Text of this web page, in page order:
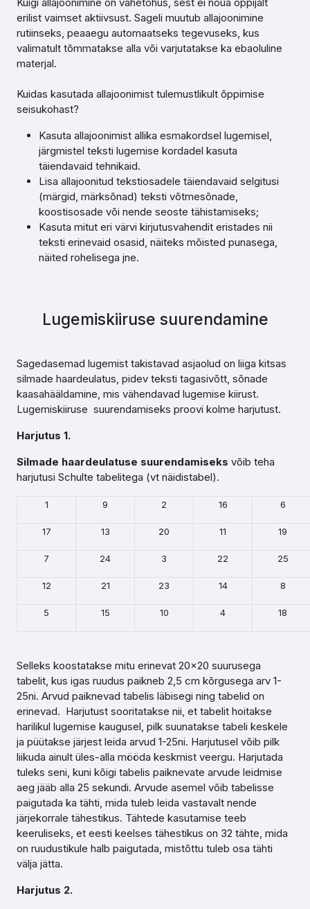
erilist vaimset aktiivsust. Sageli muutub allajoonimine
rutiinseks, peaaegu automaatseks tegevuseks, kus
valimatult tõmmatakse alla või varjutatakse ka ebaoluline
materjal.
Kuidas kasutada allajoonimist tulemustlikult õppimise
seisukohast?
Kasuta allajoonimist allika esmakordsel lugemisel,
järgmistel teksti lugemise kordadel kasuta
täiendavaid tehnikaid.
Lisa allajoonitud tekstiosadele täiendavaid selgitusi
(märgid, märksõnad) teksti võtmesõnade,
koostisosade või nende seoste tähistamiseks;
Kasuta mitut eri värvi kirjutusvahendit eristades nii
teksti erinevaid osasid, näiteks mõisted punasega,
näited rohelisega jne.
Lugemiskiiruse suurendamine
Sagedasemad lugemist takistavad asjaolud on liiga kitsas
silmade haardeulatus, pidev teksti tagasivõtt, sõnade
kaasahääldamine, mis vähendavad lugemise kiirust.
Lugemiskiiruse suurendamiseks proovi kolme harjutust.
Harjutus 1.
Silmade haardeulatuse suurendamiseks võib teha
harjutusi Schulte tabelitega (vt näidistabel).
1 9 2 16 6
17 13 20 11 19
7 24 3 22 25
12 21 23 14 8
5 15 10 4 18
Selleks koostatakse mitu erinevat 20x20 suurusega
tabelit, kus igas ruudus paikneb 2,5 cm kõrgusega arv 1-
25ni. Arvud paiknevad tabelis läbisegi ning tabelid on
erinevad. Harjutust sooritatakse nii, et tabelit hoitakse
harilikul lugemise kaugusel, pilk suunatakse tabeli keskele
ja püütakse järjest leida arvud 1-25ni. Harjutusel võib pilk
liikuda ainult üles-alla mööda keskmist veergu. Harjutada
tuleks seni, kuni kõigi tabelis paiknevate arvude leidmise
aeg jääb alla 25 sekundi. Arvude asemel võib tabelisse
paigutada ka tähti, mida tuleb leida vastavalt nende
järjekorrale tähestikus. Tähtede kasutamise teeb
keeruliseks, et eesti keelses tähestikus on 32 tähte, mida
on ruudustikule halb paigutada, mistõttu tuleb osa tähti
välja jätta.
Harjutus 2.